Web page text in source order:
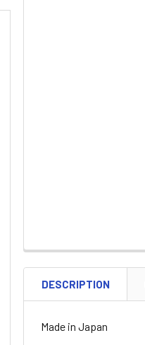
DESCRIPTION
Made in Japan